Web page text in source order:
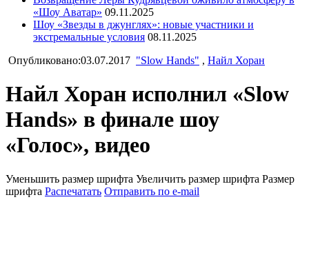
«Шоу Аватар» 09.11.2025
Шоу «Звезды в джунглях»: новые участники и
экстремальные условия 08.11.2025
Опубликовано:03.07.2017 "Slow Hands" , Найл Хоран
Найл Хоран исполнил «Slow
Hands» в финале шоу
«Голос», видео
Уменьшить размер шрифта Увеличить размер шрифта Размер
шрифта Распечатать Отправить по e-mail